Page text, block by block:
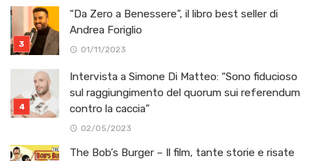
“Da Zero a Benessere”, il libro best seller di
Andrea Foriglio
01/11/2023
Intervista a Simone Di Matteo: “Sono fiducioso
sul raggiungimento del quorum sui referendum
contro la caccia”
02/05/2023
The Bob’s Burger – Il film, tante storie e risate